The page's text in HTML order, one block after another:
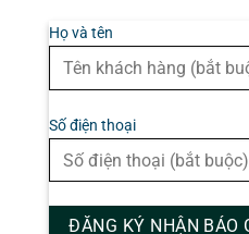
Họ và tên
Số điện thoại